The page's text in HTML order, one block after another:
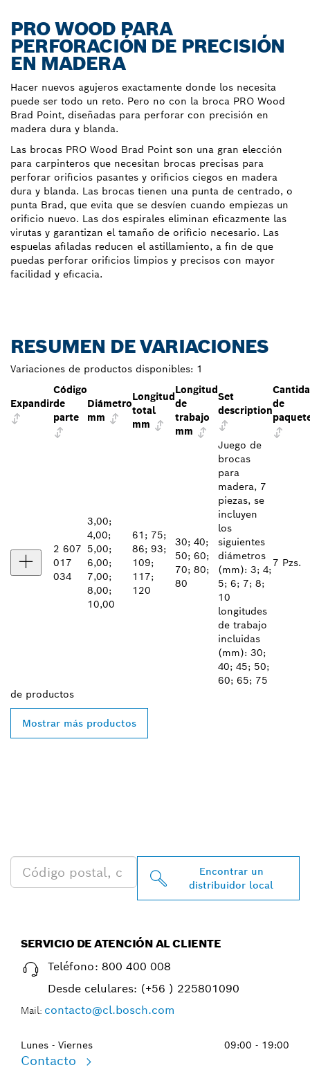
PRO WOOD PARA
PERFORACIÓN DE PRECISIÓN
EN MADERA
Hacer nuevos agujeros exactamente donde los necesita
puede ser todo un reto. Pero no con la broca PRO Wood
Brad Point, diseñadas para perforar con precisión en
madera dura y blanda.
Las brocas PRO Wood Brad Point son una gran elección
para carpinteros que necesitan brocas precisas para
perforar orificios pasantes y orificios ciegos en madera
dura y blanda. Las brocas tienen una punta de centrado, o
punta Brad, que evita que se desvíen cuando empiezas un
orificio nuevo. Las dos espirales eliminan eficazmente las
virutas y garantizan el tamaño de orificio necesario. Las
espuelas afiladas reducen el astillamiento, a fin de que
puedas perforar orificios limpios y precisos con mayor
facilidad y eficacia.
RESUMEN DE VARIACIONES
Variaciones de productos disponibles: 1
Expandir
Código
de
parte
Diámetro
mm
Longitud
total
mm
Longitud
de
trabajo
mm
Set
description
de
2 607
017
034
3,00;
4,00;
5,00;
6,00;
7,00;
8,00;
10,00
61; 75;
86; 93;
109;
117;
120
30; 40;
50; 60;
70; 80;
80
Juego de
brocas
para
madera, 7
piezas, se
incluyen
los
siguientes
diámetros
(mm): 3; 4;
5; 6; 7; 8;
10
longitudes
de trabajo
incluidas
(mm): 30;
40; 45; 50;
60; 65; 75
7 Pzs.
de productos
Mostrar más productos
Encontrar un
distribuidor local
SERVICIO DE ATENCIÓN AL CLIENTE
Teléfono: 800 400 008
Desde celulares: (+56 ) 225801090
Mail: contacto@cl.bosch.com
Lunes - Viernes 09:00 - 19:00
Contacto